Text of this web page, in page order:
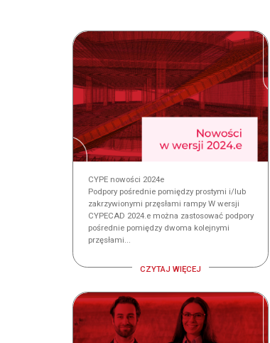
CYPE nowości 2024e
Podpory pośrednie pomiędzy prostymi i/lub
zakrzywionymi przęsłami rampy W wersji
CYPECAD 2024.e można zastosować podpory
pośrednie pomiędzy dwoma kolejnymi
przęsłami...
CZYTAJ WIĘCEJ